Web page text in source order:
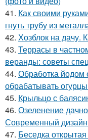
41. Как своими
гнуть трубу из
42. Хозблок на дачу.
43. Террасы в
веранды: советы
44. Обработка йодом
обрабатывать
45. Крыльцо с
46. Озеленение
Современный
47. Беседка